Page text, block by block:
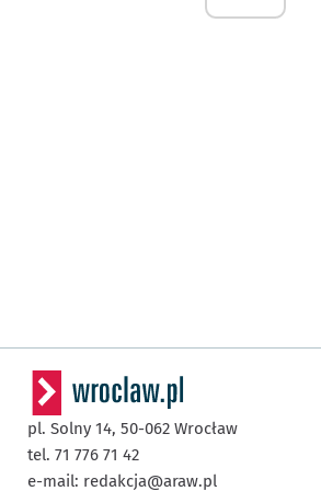
pl. Solny 14, 50-062 Wrocław
tel. 71 776 71 42
e-mail: redakcja@araw.pl